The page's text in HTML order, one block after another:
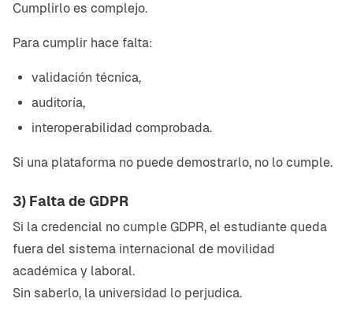
Cumplirlo es complejo.
Para cumplir hace falta:
validación técnica,
auditoría,
interoperabilidad comprobada.
Si una plataforma no puede demostrarlo, no lo cumple.
3) Falta de GDPR
Si la credencial no cumple GDPR, el estudiante queda
fuera del sistema internacional de movilidad
académica y laboral.
Sin saberlo, la universidad lo perjudica.